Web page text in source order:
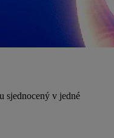
sjednocený v jedné